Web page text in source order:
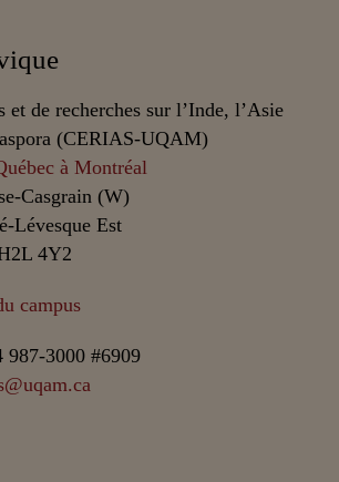
et de recherches sur l’Inde, l’Asie
(CERIAS-UQAM)
à Montréal
Casgrain (W)
Lévesque Est
4Y2
campus
987-3000 #6909